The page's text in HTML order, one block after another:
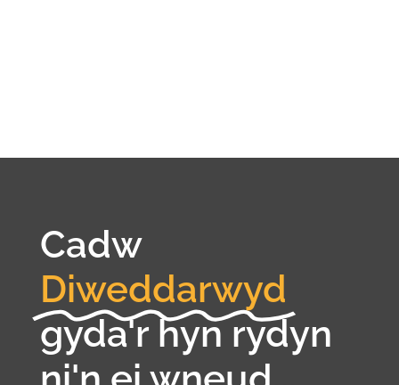
Cadw
Diweddarwyd
gyda'r hyn rydyn